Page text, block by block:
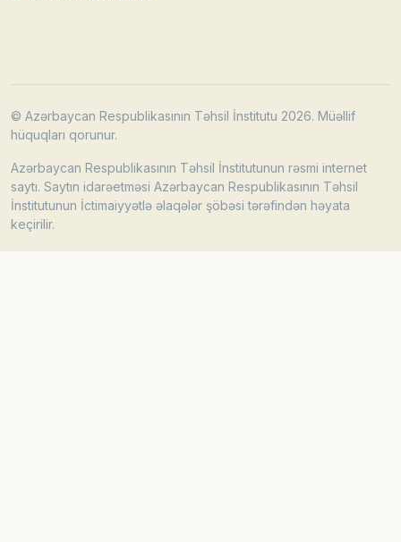
© Azərbaycan Respublikasının Təhsil İnstitutu 2026. Müəllif
hüquqları qorunur.
Azərbaycan Respublikasının Təhsil İnstitutunun rəsmi internet
saytı. Saytın idarəetməsi Azərbaycan Respublikasının Təhsil
İnstitutunun İctimaiyyətlə əlaqələr şöbəsi tərəfindən həyata
keçirilir.